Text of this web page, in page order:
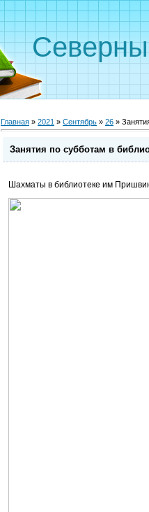
Главная » 2021 » Сентябрь » 26 »
Занятия по субботам в
Шахматы в библиотеке им